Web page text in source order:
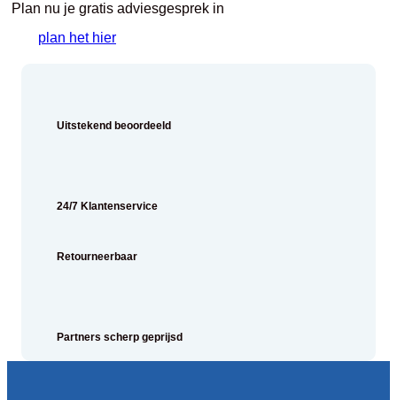
Plan nu je gratis adviesgesprek in
plan het hier
Uitstekend beoordeeld
24/7 Klantenservice
Retourneerbaar
Partners scherp geprijsd